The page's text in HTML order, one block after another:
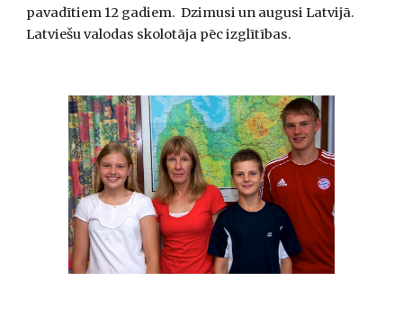
pavadītiem 12 gadiem.  Dzimusi un augusi Latvijā.
Latviešu valodas skolotāja pēc izglītības.